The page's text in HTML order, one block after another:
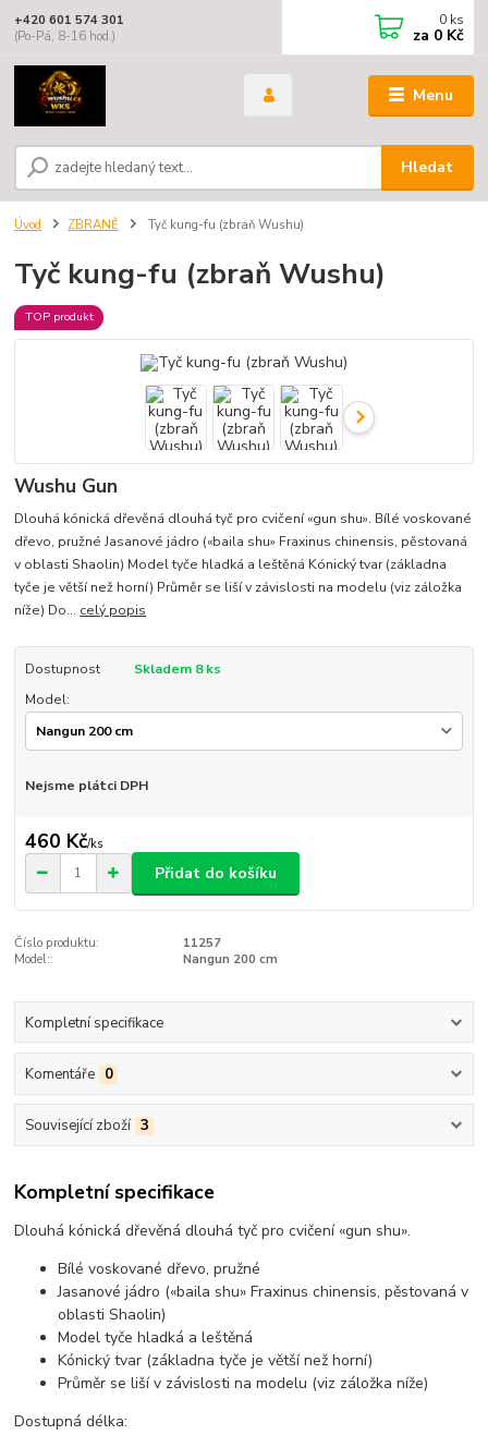
Menu
Hledat
+420 601 574 301
(Po-Pá, 8-16 hod.)
0 ks
za 0 Kč
Úvod ZBRANĚ Tyč kung-fu (zbraň Wushu)
Tyč kung-fu (zbraň Wushu)
TOP produkt
Wushu Gun
Dlouhá kónická dřevěná dlouhá tyč pro cvičení «gun shu». Bílé voskované
dřevo, pružné Jasanové jádro («baila shu» Fraxinus chinensis, pěstovaná
v oblasti Shaolin) Model tyče hladká a leštěná Kónický tvar (základna
tyče je větší než horní) Průměr se liší v závislosti na modelu (viz záložka
níže) Do... celý popis
Dostupnost
Skladem 8 ks
Model:
Nejsme plátci DPH
460 Kč/ks
Přidat do košíku
Číslo produktu:
11257
Model::
Nangun 200 cm
Kompletní specifikace
Komentáře 0
Související zboží 3
Kompletní specifikace
Dlouhá kónická dřevěná dlouhá tyč pro cvičení «gun shu».
Bílé voskované dřevo, pružné
Jasanové jádro («baila shu» Fraxinus chinensis, pěstovaná v
oblasti Shaolin)
Model tyče hladká a leštěná
Kónický tvar (základna tyče je větší než horní)
Průměr se liší v závislosti na modelu (viz záložka níže)
Dostupná délka: